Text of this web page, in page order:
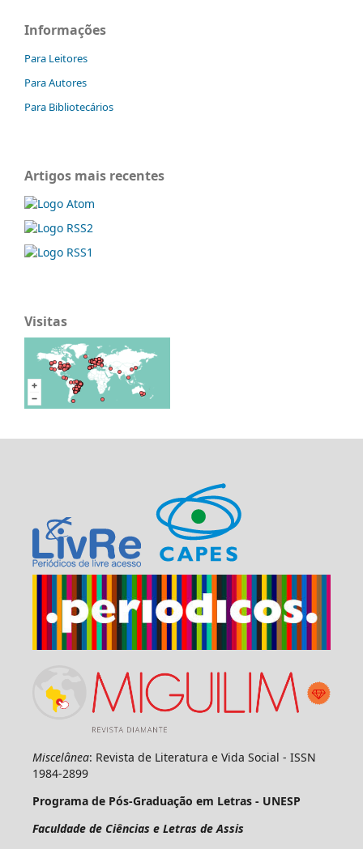
Informações
Para Leitores
Para Autores
Para Bibliotecários
Artigos mais recentes
Visitas
Miscelânea: Revista de Literatura e Vida Social - ISSN
1984-2899
Programa de Pós-Graduação em Letras - UNESP
Faculdade de Ciências e Letras de Assis